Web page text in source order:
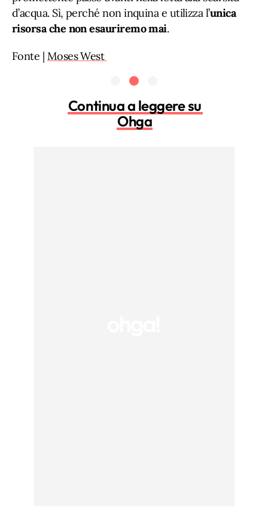
d’acqua. Sì, perché non inquina e utilizza l’unica
risorsa che non esauriremo mai.
Fonte | Moses West
Continua a leggere su
Ohga